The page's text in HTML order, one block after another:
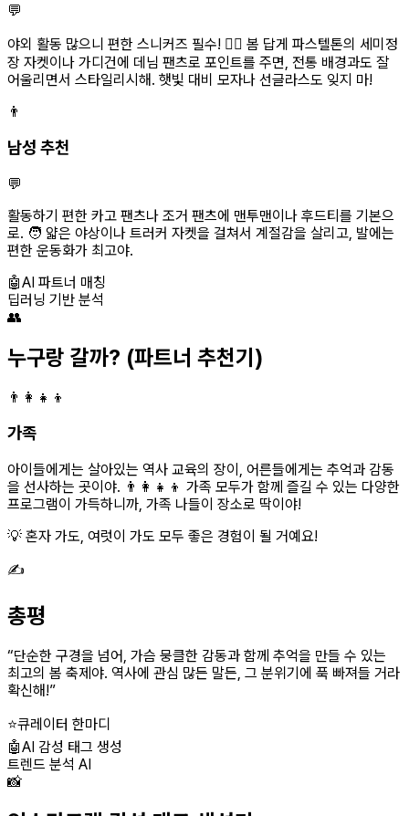
💬
야외 활동 많으니 편한 스니커즈 필수! 💁‍♀️ 봄 답게 파스텔톤의 세미정
장 자켓이나 가디건에 데님 팬츠로 포인트를 주면, 전통 배경과도 잘
어울리면서 스타일리시해. 햇빛 대비 모자나 선글라스도 잊지 마!
👨
남성 추천
💬
활동하기 편한 카고 팬츠나 조거 팬츠에 맨투맨이나 후드티를 기본으
로. 🧑 얇은 야상이나 트러커 자켓을 걸쳐서 계절감을 살리고, 발에는
편한 운동화가 최고야.
🤖AI 파트너 매칭
딥러닝 기반 분석
👥
누구랑 갈까? (파트너 추천기)
👨‍👩‍👧‍👦
가족
아이들에게는 살아있는 역사 교육의 장이, 어른들에게는 추억과 감동
을 선사하는 곳이야. 👨‍👩‍👧‍👦 가족 모두가 함께 즐길 수 있는 다양한
프로그램이 가득하니까, 가족 나들이 장소로 딱이야!
💡 혼자 가도, 여럿이 가도 모두 좋은 경험이 될 거예요!
✍️
총평
“단순한 구경을 넘어, 가슴 뭉클한 감동과 함께 추억을 만들 수 있는
최고의 봄 축제야. 역사에 관심 많든 말든, 그 분위기에 푹 빠져들 거라
확신해!”
⭐큐레이터 한마디
🤖AI 감성 태그 생성
트렌드 분석 AI
📸